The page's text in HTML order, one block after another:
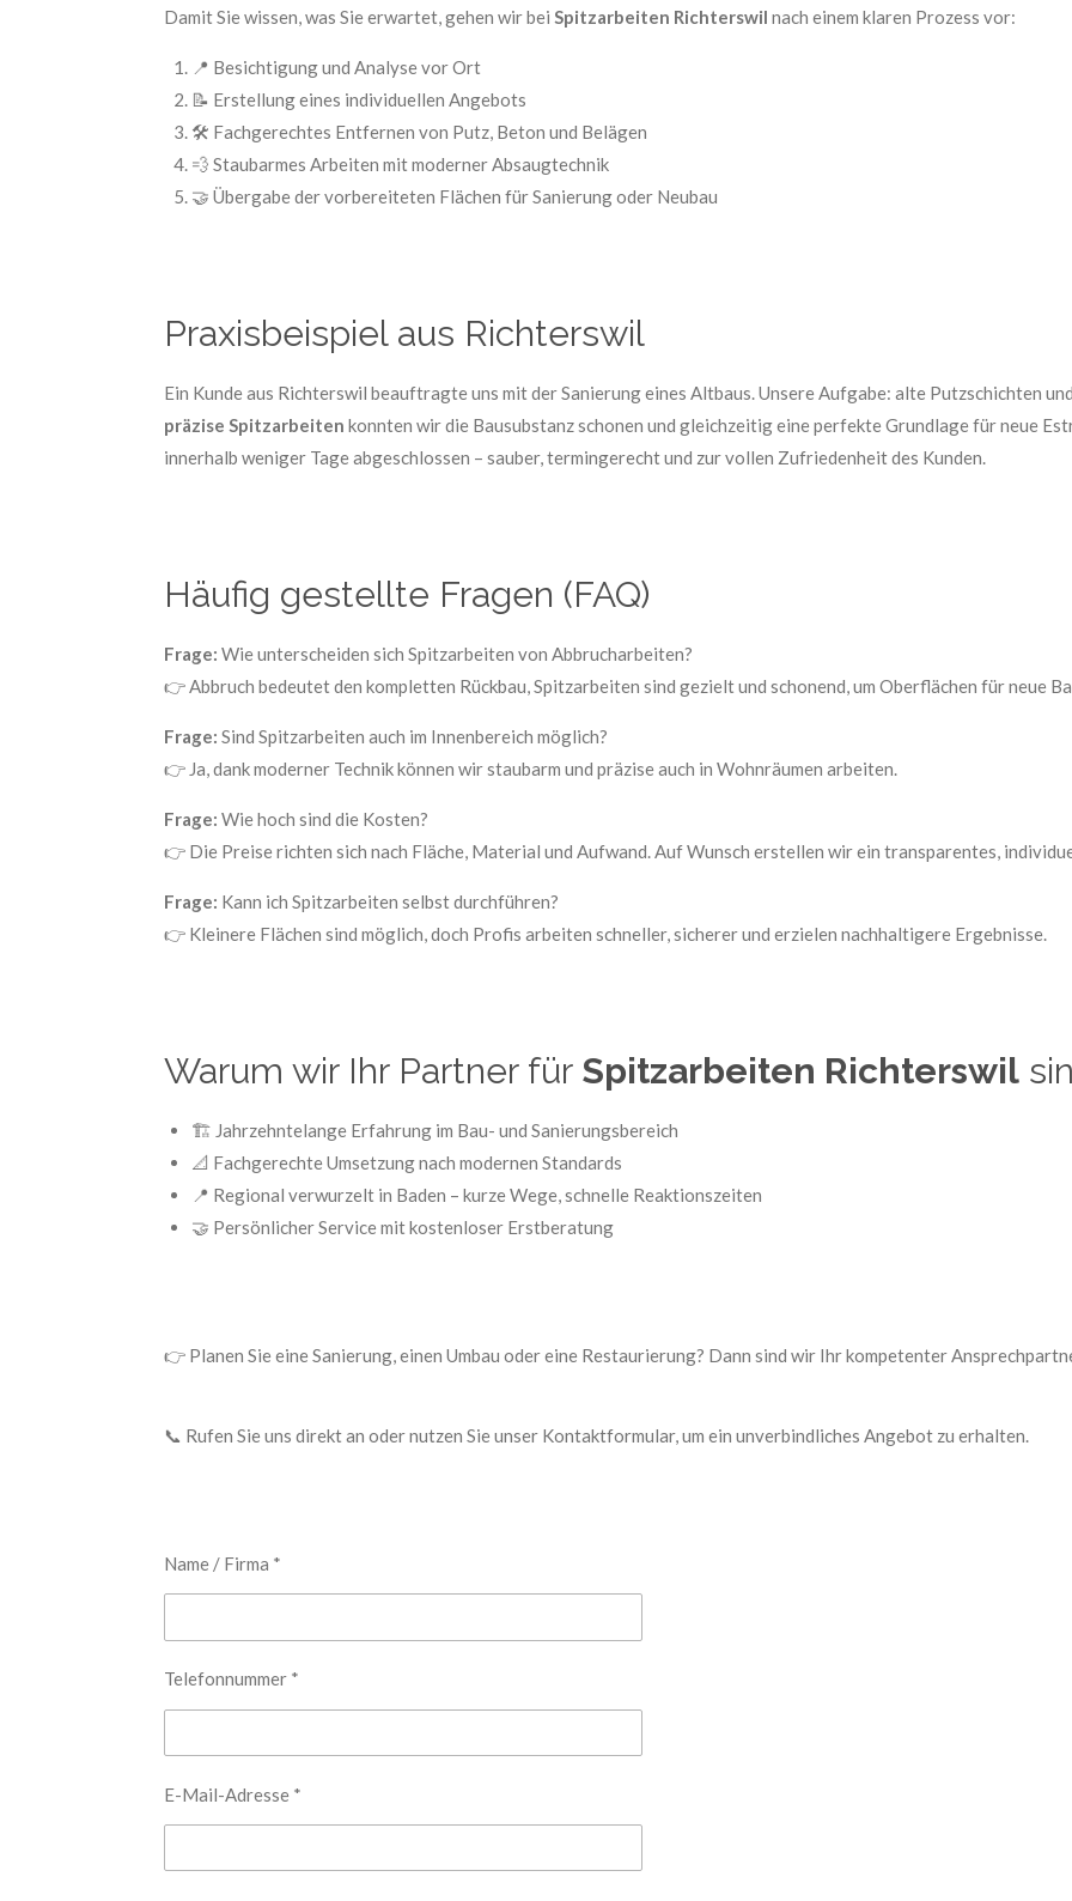
Damit Sie wissen, was Sie erwartet, gehen wir bei Spitzarbeiten Richterswil nach einem klaren Prozess vor:
📍 Besichtigung und Analyse vor Ort
📝 Erstellung eines individuellen Angebots
🛠️ Fachgerechtes Entfernen von Putz, Beton und Belägen
💨 Staubarmes Arbeiten mit moderner Absaugtechnik
🤝 Übergabe der vorbereiteten Flächen für Sanierung oder Neubau
Praxisbeispiel aus Richterswil
Ein Kunde aus Richterswil beauftragte uns mit der Sanierung eines Altbaus. Unsere Aufgabe: alte Putzschichten
präzise Spitzarbeiten konnten wir die Bausubstanz schonen und gleichzeitig eine perfekte Grundlage für neue
innerhalb weniger Tage abgeschlossen – sauber, termingerecht und zur vollen Zufriedenheit des Kunden.
Häufig gestellte Fragen (FAQ)
Frage: Wie unterscheiden sich Spitzarbeiten von Abbrucharbeiten?
👉 Abbruch bedeutet den kompletten Rückbau, Spitzarbeiten sind gezielt und schonend, um Oberflächen für neue
Frage: Sind Spitzarbeiten auch im Innenbereich möglich?
👉 Ja, dank moderner Technik können wir staubarm und präzise auch in Wohnräumen arbeiten.
Frage: Wie hoch sind die Kosten?
👉 Die Preise richten sich nach Fläche, Material und Aufwand. Auf Wunsch erstellen wir ein transparentes,
Frage: Kann ich Spitzarbeiten selbst durchführen?
👉 Kleinere Flächen sind möglich, doch Profis arbeiten schneller, sicherer und erzielen nachhaltigere Ergebnisse.
Warum wir Ihr Partner für Spitzarbeiten Richterswil
🏗️ Jahrzehntelange Erfahrung im Bau- und Sanierungsbereich
📐 Fachgerechte Umsetzung nach modernen Standards
📍 Regional verwurzelt in Baden – kurze Wege, schnelle Reaktionszeiten
🤝 Persönlicher Service mit kostenloser Erstberatung
👉 Planen Sie eine Sanierung, einen Umbau oder eine Restaurierung? Dann sind wir Ihr kompetenter
📞 Rufen Sie uns direkt an oder nutzen Sie unser Kontaktformular, um ein unverbindliches Angebot zu erhalten.
Name / Firma *
Telefonnummer *
E-Mail-Adresse *